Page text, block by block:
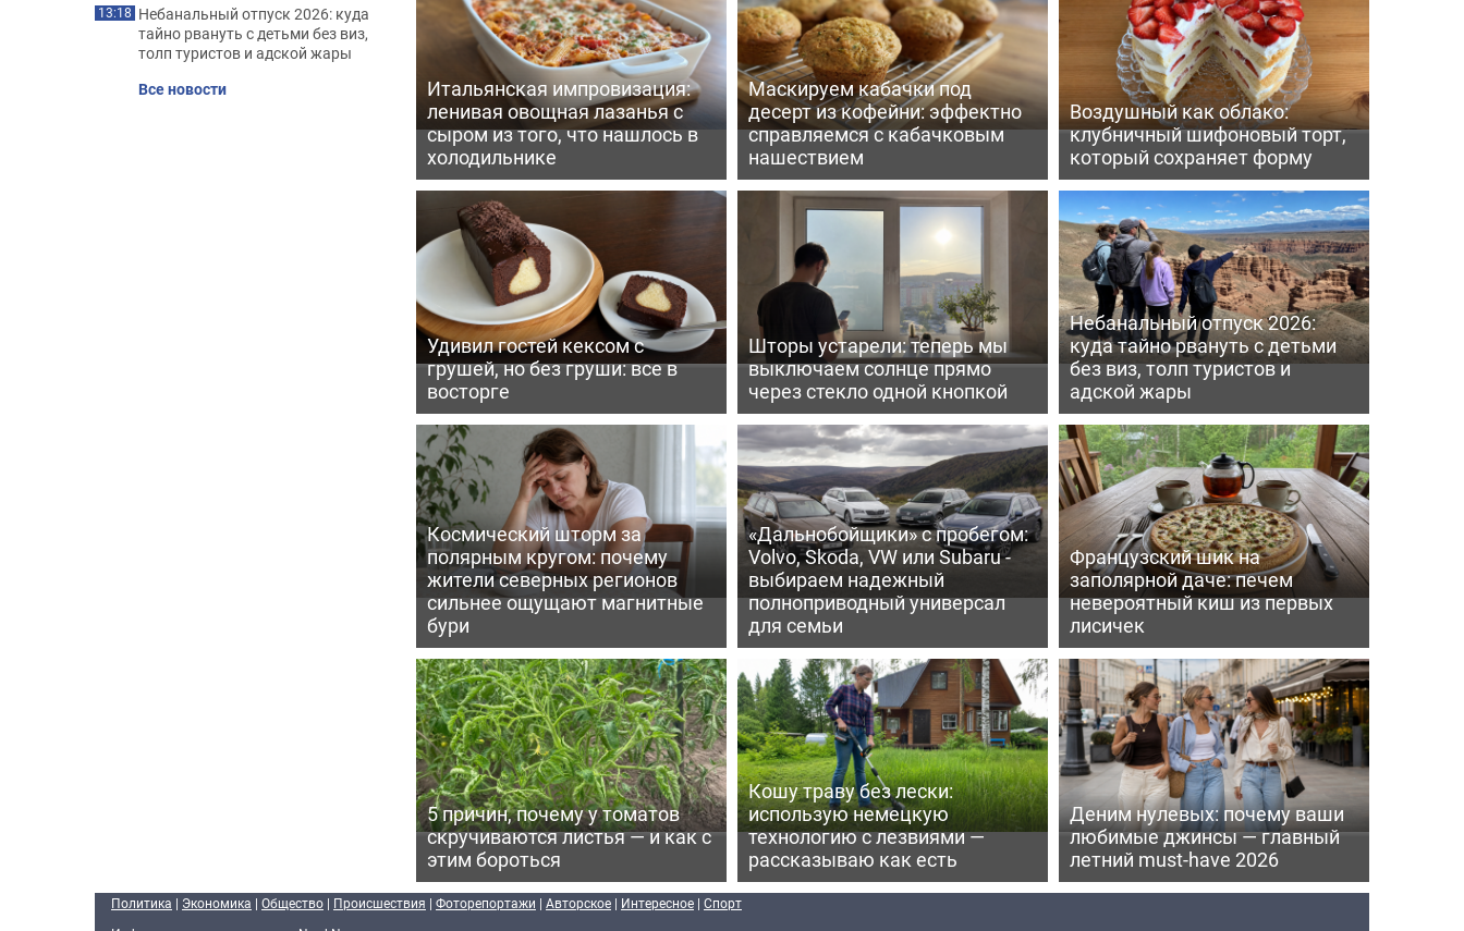
Итальянская импровизация:
ленивая овощная лазанья с
сыром из того, что нашлось в
холодильнике
Маскируем кабачки под
десерт из кофейни: эффектно
справляемся с кабачковым
нашествием
Воздушный как облако:
клубничный шифоновый торт,
который сохраняет форму
Удивил гостей кексом с
грушей, но без груши: все в
восторге
Шторы устарели: теперь мы
выключаем солнце прямо
через стекло одной кнопкой
Небанальный отпуск 2026:
куда тайно рвануть с детьми
без виз, толп туристов и
адской жары
Космический шторм за
полярным кругом: почему
жители северных регионов
сильнее ощущают магнитные
бури
«Дальнобойщики» с пробегом:
Volvo, Skoda, VW или Subaru -
выбираем надежный
полноприводный универсал
для семьи
Французский шик на
заполярной даче: печем
невероятный киш из первых
лисичек
5 причин, почему у томатов
скручиваются листья — и как с
этим бороться
Кошу траву без лески:
использую немецкую
технологию с лезвиями —
рассказываю как есть
Деним нулевых: почему ваши
любимые джинсы — главный
летний must-have 2026
13:18 Небанальный отпуск 2026: куда
тайно рвануть с детьми без виз,
толп туристов и адской жары
Все новости
Политика | Экономика | Общество | Происшествия | Фоторепортажи | Авторское | Интересное | Спорт